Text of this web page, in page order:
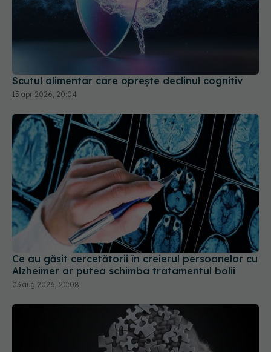
Scutul alimentar care oprește declinul cognitiv
15 apr 2026, 20:04
Ce au găsit cercetătorii în creierul persoanelor cu
Alzheimer ar putea schimba tratamentul bolii
03 aug 2026, 20:08